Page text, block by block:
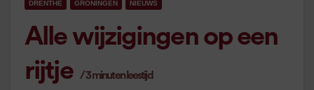
DRENTHE GRONINGEN NIEUWS
Alle wijzigingen op een
rijtje
/3minuten leestijd